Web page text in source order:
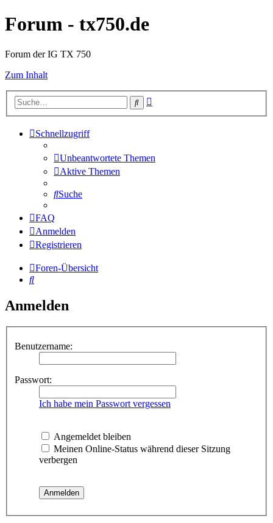
Forum - tx750.de
Forum der IG TX 750
Zum Inhalt
Suche
Schnellzugriff
Unbeantwortete Themen
Aktive Themen
Suche
FAQ
Anmelden
Registrieren
Foren-Übersicht
Suche
Anmelden
Benutzername:
Passwort:
Ich habe mein Passwort vergessen
Angemeldet bleiben
Meinen Online-Status während dieser Sitzung
verbergen